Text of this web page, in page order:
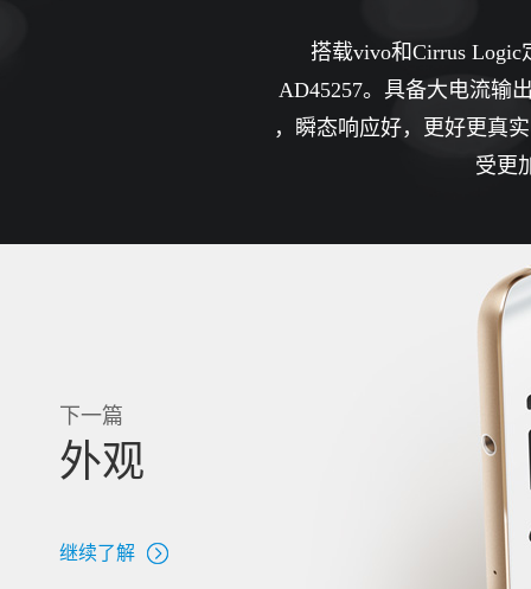
搭载vivo和Cirrus Logic
AD45257。具备大电流输
，瞬态响应好，更好更真
受更
下一篇
外观
继续了解